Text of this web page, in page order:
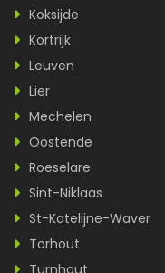
Koksijde
Kortrijk
Leuven
Lier
Mechelen
Oostende
Roeselare
Sint-Niklaas
St-Katelijne-Waver
Torhout